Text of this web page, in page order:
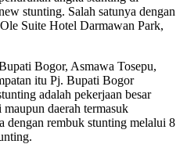
stunting. Salah satunya dengan
Suite Hotel Darmawan Park,
Bogor, Asmawa Tosepu,
itu Pj. Bupati Bogor
adalah pekerjaan besar
daerah termasuk
dengan rembuk stunting melalui 8